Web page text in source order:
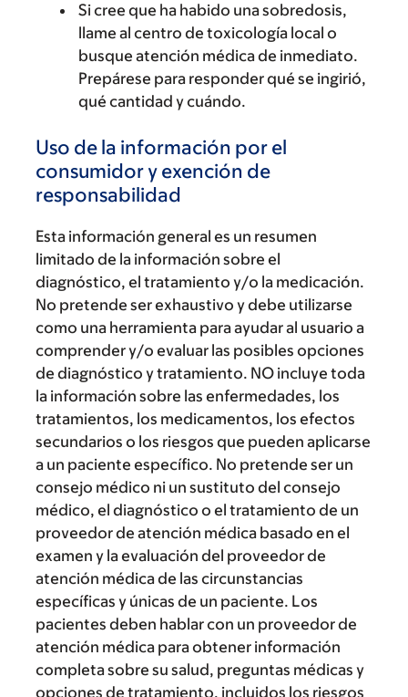
Si cree que ha habido una sobredosis,
llame al centro de toxicología local o
busque atención médica de inmediato.
Prepárese para responder qué se ingirió,
qué cantidad y cuándo.
Uso de la información por el
consumidor y exención de
responsabilidad
Esta información general es un resumen
limitado de la información sobre el
diagnóstico, el tratamiento y/o la medicación.
No pretende ser exhaustivo y debe utilizarse
como una herramienta para ayudar al usuario a
comprender y/o evaluar las posibles opciones
de diagnóstico y tratamiento. NO incluye toda
la información sobre las enfermedades, los
tratamientos, los medicamentos, los efectos
secundarios o los riesgos que pueden aplicarse
a un paciente específico. No pretende ser un
consejo médico ni un sustituto del consejo
médico, el diagnóstico o el tratamiento de un
proveedor de atención médica basado en el
examen y la evaluación del proveedor de
atención médica de las circunstancias
específicas y únicas de un paciente. Los
pacientes deben hablar con un proveedor de
atención médica para obtener información
completa sobre su salud, preguntas médicas y
opciones de tratamiento, incluidos los riesgos